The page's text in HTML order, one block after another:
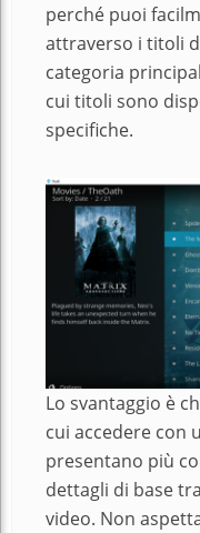
perché puoi
attraverso i titoli
categoria
cui titoli sono
specifiche.
Lo svantaggio è
cui accedere con
presentano più
dettagli di base
video. Non